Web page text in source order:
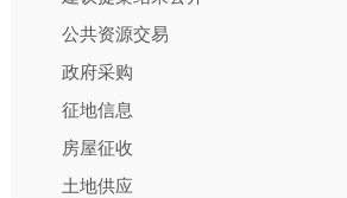
公共资源交易
政府采购
征地信息
房屋征收
土地供应